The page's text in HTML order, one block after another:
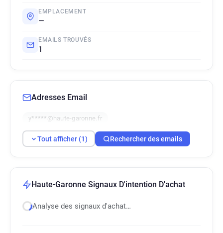
EMPLACEMENT
—
EMAILS TROUVÉS
1
Adresses Email
y*****@haute-garonne.fr
Tout afficher (1) Rechercher des emails
Haute-Garonne Signaux D'intention D'achat
Analyse des signaux d'achat…